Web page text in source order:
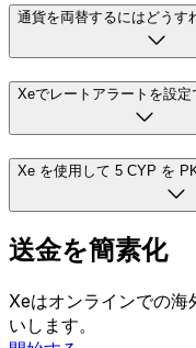
通貨を両替するにはどうす
Xeでレートアラートを設定
Xe を使用して 5 CYP を
送金を簡素化
Xeはオンラインでの海
いします。